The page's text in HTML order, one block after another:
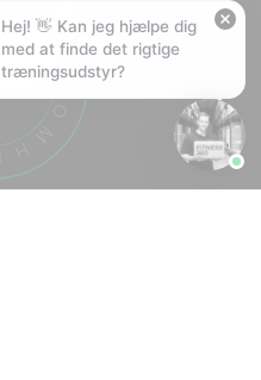
Hej! 👋 Kan jeg hjælpe dig
med at finde det rigtige
træningsudstyr?